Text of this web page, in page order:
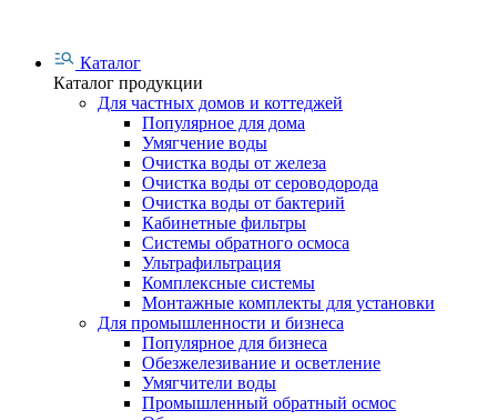
Каталог
Каталог продукции
Для частных домов и коттеджей
Популярное для дома
Умягчение воды
Очистка воды от железа
Очистка воды от сероводорода
Очистка воды от бактерий
Кабинетные фильтры
Системы обратного осмоса
Ультрафильтрация
Комплексные системы
Монтажные комплекты для установки
Для промышленности и бизнеса
Популярное для бизнеса
Обезжелезивание и осветление
Умягчители воды
Промышленный обратный осмос